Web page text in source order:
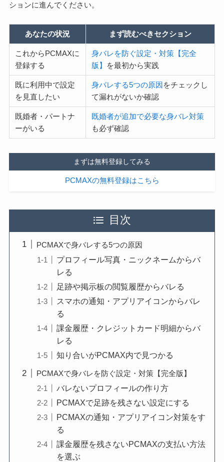
ションに進んでください。
あなたの状況 まず読むべきセクション
これからPCMAXに
登録する
身バレを防ぐ設定・対策【完全
版】 を最初から実践
既に利用中で設定
を見直したい
身バレする5つの原因をチェックし
て漏れがないか確認
既婚者・パートナ
ーがいる
既婚者が追加で必要な身バレ対策
も必ず確認
まずは無料登録してみる
PCMAXの無料登録はこちら
目次
PCMAXで身バレする5つの原因
プロフィール写真・ニックネームからバ
レる
足跡や掲示板の閲覧履歴からバレる
スマホの通知・アプリアイコンからバレ
る
課金履歴・クレジットカード明細からバ
レる
知り合いがPCMAX内で見つかる
PCMAXで身バレを防ぐ設定・対策【完全版】
バレないプロフィールの作り方
PCMAXで足跡を残さない設定にする
PCMAXの通知・アプリアイコン対策をす
る
課金履歴を残さないPCMAXの支払い方法
を選ぶ